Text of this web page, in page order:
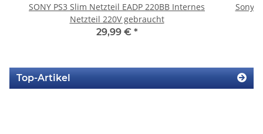
SONY PS3 Slim Netzteil EADP 220BB Internes
Netzteil 220V gebraucht
29,99 € *
Sony
Top-Artikel